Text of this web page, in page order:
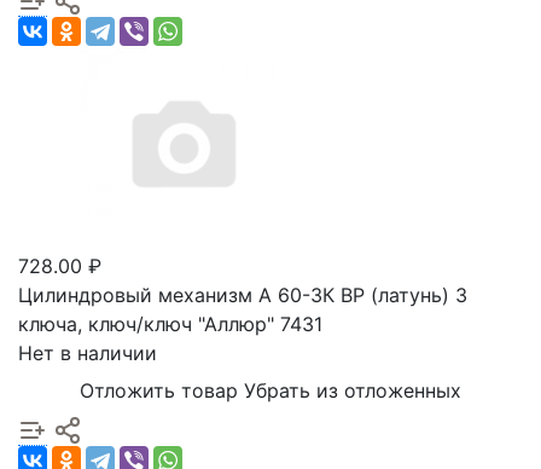
728.00 ₽
Цилиндровый механизм A 60-3К BР (латунь) 3
ключа, ключ/ключ "Аллюр" 7431
Нет в наличии
Отложить товар Убрать из отложенных